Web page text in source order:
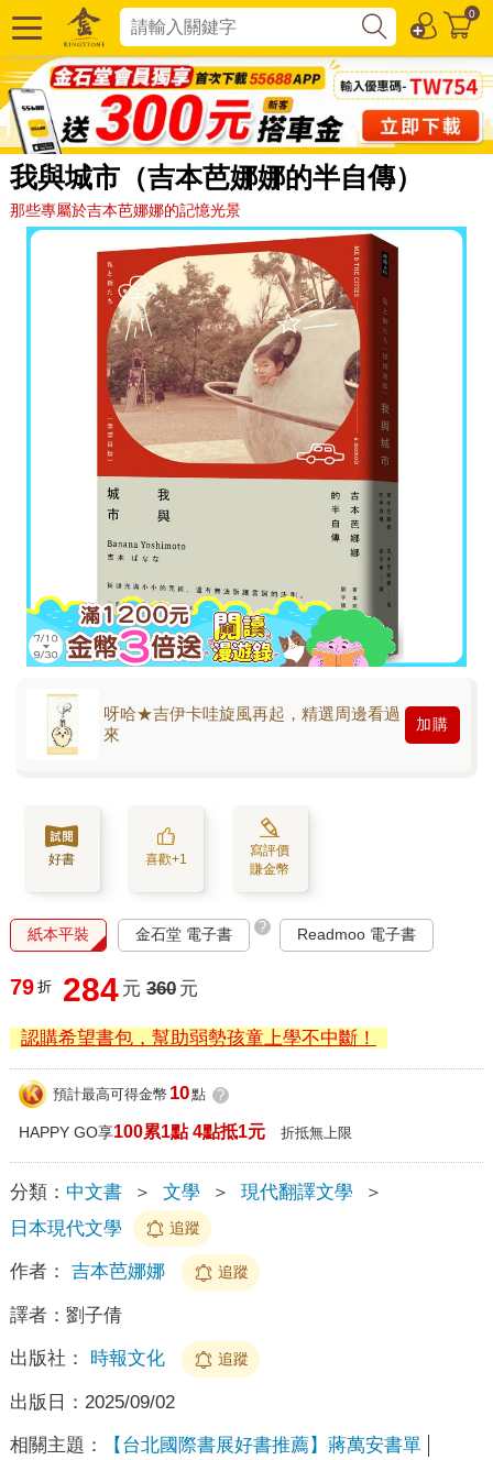
0
我與城市（吉本芭娜娜的半自傳）
那些專屬於吉本芭娜娜的記憶光景
呀哈★吉伊卡哇旋風再起，精選周邊看過
來
加購
好書 喜歡+1
寫評價
賺金幣
紙本平裝 金石堂 電子書 ? Readmoo 電子書
79 折 284 元 360 元
認購希望書包，幫助弱勢孩童上學不中斷！
預計最高可得金幣 10點 ?
HAPPY GO享100累1點 4點抵1元 折抵無上限
分類： 中文書 ＞ 文學 ＞ 現代翻譯文學
＞
日本現代文學
追蹤
作者： 吉本芭娜娜 追蹤
譯者： 劉子倩
出版社： 時報文化 追蹤
出版日： 2025/09/02
相關主題： 【台北國際書展好書推薦】蔣萬安書單